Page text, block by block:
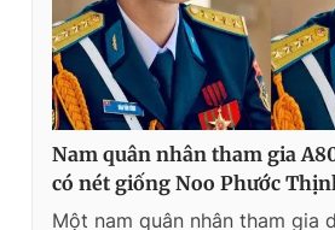
Nam quân nhân tham gia
có nét giống Noo Phước
Một nam quân nhân tham gia